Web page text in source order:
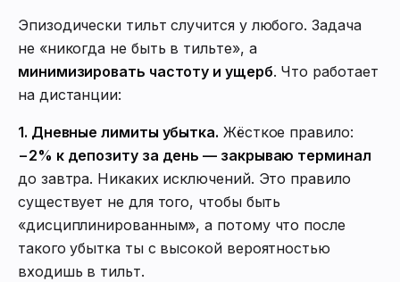
Эпизодически тильт случится у любого. Задача
не «никогда не быть в тильте», а
минимизировать частоту и ущерб. Что работает
на дистанции:
1. Дневные лимиты убытка. Жёсткое правило:
−2% к депозиту за день — закрываю терминал
до завтра. Никаких исключений. Это правило
существует не для того, чтобы быть
«дисциплинированным», а потому что после
такого убытка ты с высокой вероятностью
входишь в тильт.